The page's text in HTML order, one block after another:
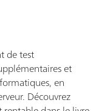
de test
et
en
Découvrez